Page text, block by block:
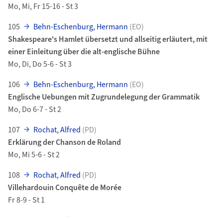
Mo, Mi, Fr 15-16 - St 3
105
Behn-Eschenburg, Hermann (EO)
Shakespeare's Hamlet übersetzt und allseitig erläutert, mit
einer Einleitung über die alt-englische Bühne
Mo, Di, Do 5-6 - St 3
106
Behn-Eschenburg, Hermann (EO)
Englische Uebungen mit Zugrundelegung der Grammatik
Mo, Do 6-7 - St 2
107
Rochat, Alfred (PD)
Erklärung der Chanson de Roland
Mo, Mi 5-6 - St 2
108
Rochat, Alfred (PD)
Villehardouin Conquête de Morée
Fr 8-9 - St 1